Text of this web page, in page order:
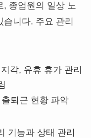
, 종업원의 일상 노
니다. 주요 관리
각, 유휴 휴가 관리
퇴근 현황 파악
기능과 상태 관리